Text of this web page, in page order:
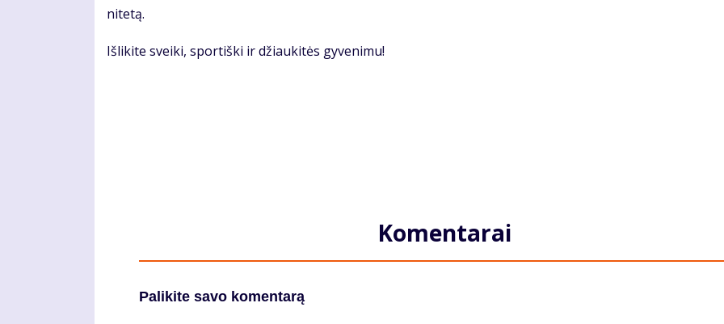
ni­te­tą.
Iš­li­ki­te svei­ki, spor­tiš­ki ir džiau­ki­tės gy­ve­ni­mu!
Komentarai
Palikite savo komentarą